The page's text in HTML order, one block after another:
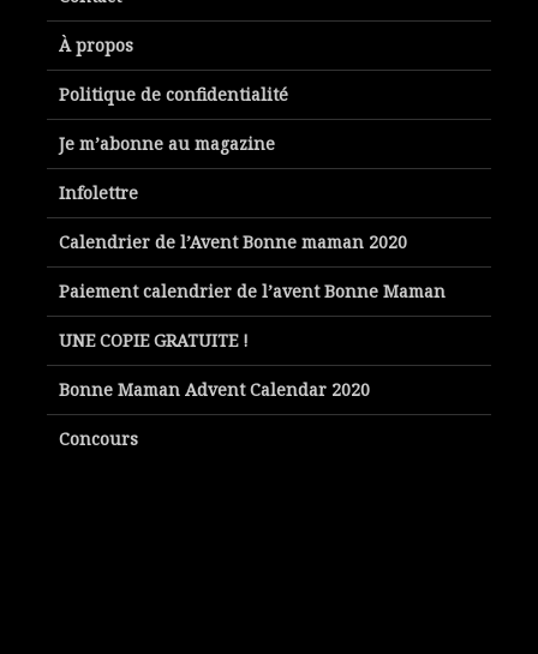
À propos
Politique de confidentialité
Je m’abonne au magazine
Infolettre
Calendrier de l’Avent Bonne maman 2020
Paiement calendrier de l’avent Bonne Maman
UNE COPIE GRATUITE !
Bonne Maman Advent Calendar 2020
Concours